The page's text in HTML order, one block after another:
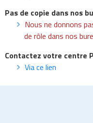
Pas de copie dans nos
Nous ne donnons
de rôle dans nos
Contactez votre centre P
Via ce lien